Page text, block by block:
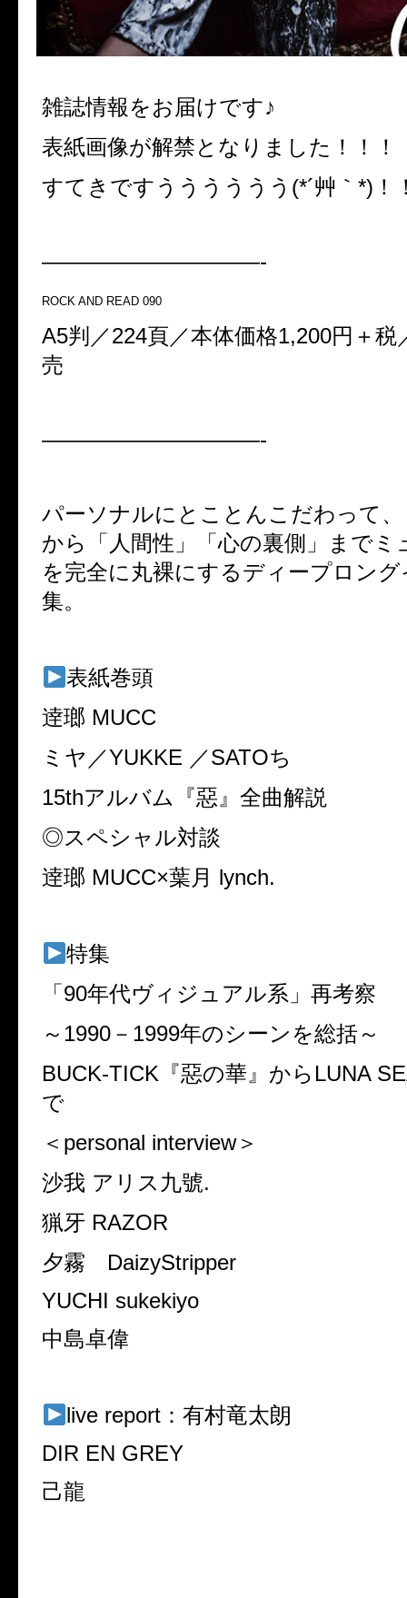
雑誌情報をお届けです♪
表紙画像が解禁となりました！！！
すてきですうううううう(*´艸｀ *)！
——————————-
ROCK AND READ 090
A5判／224頁／本体価格1,200円＋税
売
——————————-
パーソナルにとことんこだわって
から「人間性」「心の裏側」までミ
を完全に丸裸にするディープロン
集。
表紙巻頭
逹瑯 MUCC
ミヤ／YUKKE ／SATOち
15thアルバム『惡』全曲解説
◎スペシャル対談
逹瑯 MUCC×葉月 lynch.
特集
「90年代ヴィジュアル系」再考察
～1990－1999年のシーンを総括～
BUCK-TICK『惡の華』からLUNA
で
＜personal interview＞
沙我 アリス九號.
猟牙 RAZOR
夕霧 DaizyStripper
YUCHI sukekiyo
中島卓偉
live report：有村竜太朗
DIR EN GREY
己龍